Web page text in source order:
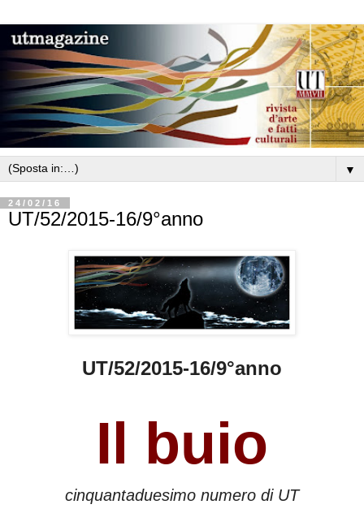
▼
24/02/16
UT/52/2015-16/9°anno
UT/52/2015-16/9°anno
Il buio
cinquantaduesimo numero di UT